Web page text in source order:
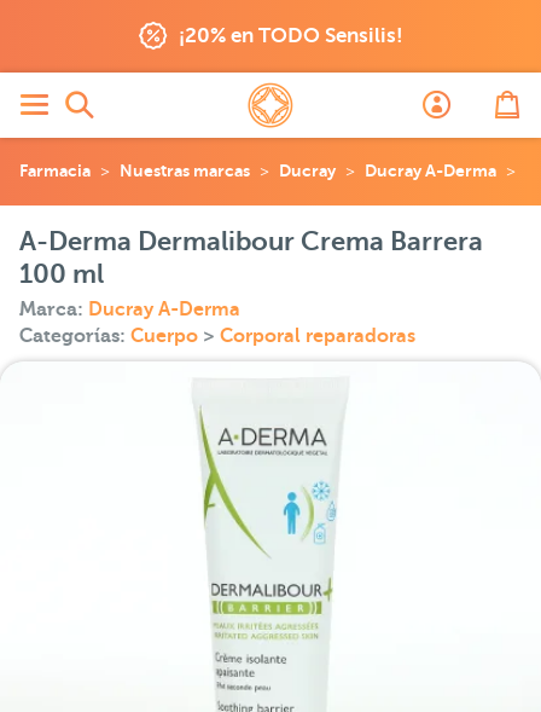
¡20% en TODO Sensilis!
Farmacia Nuestras marcas Ducray Ducray A-Derma
A-Derma Dermalibour Crema Barrera
100 ml
Marca: Ducray A-Derma
Categorías: Cuerpo > Corporal reparadoras